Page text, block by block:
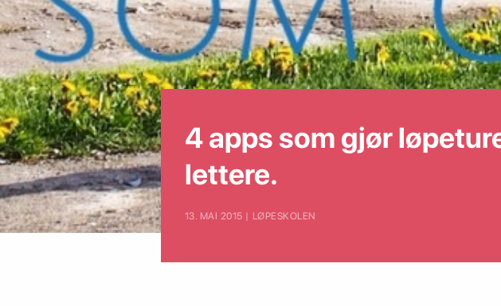
4 apps som gjør
lettere.
13. MAI 2015 | LØPESKOLEN